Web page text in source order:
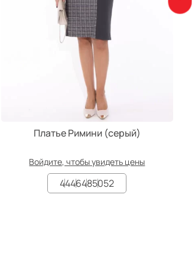
Платье Римини (серый)
Войдите, чтобы увидеть цены
4446485052